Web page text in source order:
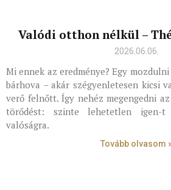
Valódi otthon nélkül –
2026.06.06.
Mi ennek az eredménye? Egy
bárhova – akár szégyenletesen kicsi
verő felnőtt. Így nehéz megengedni
törődést: szinte lehetetlen igen-t
valóságra.
Tovább olvasom